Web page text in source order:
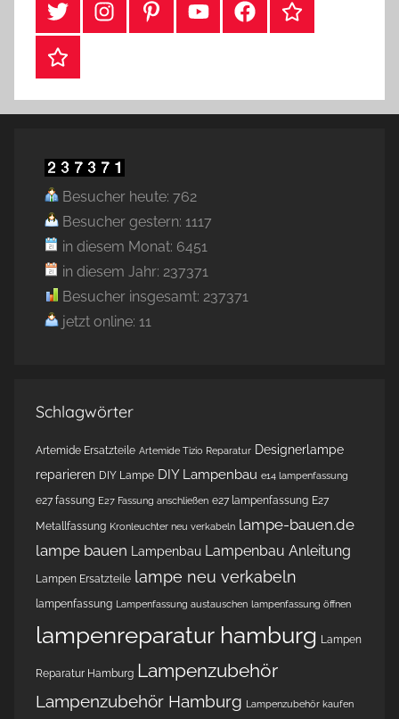
#TwitterInstagramPinterestYouTubeFacebookTikTok
Webshop
Besucher heute: 762
Besucher gestern: 1117
in diesem Monat: 6451
in diesem Jahr: 237371
Besucher insgesamt: 237371
jetzt online: 11
Schlagwörter
Artemide Ersatzteile Artemide Tizio Reparatur Designerlampe
reparieren DIY Lampe DIY Lampenbau e14 lampenfassung
e27 fassung E27 Fassung anschließen e27 lampenfassung E27
Metallfassung Kronleuchter neu verkabeln lampe-bauen.de
lampe bauen
Lampenbau Lampenbau Anleitung
Lampen Ersatzteile lampe neu verkabeln
lampenfassung Lampenfassung austauschen lampenfassung öffnen
lampenreparatur hamburg Lampen
Reparatur Hamburg Lampenzubehör
Lampenzubehör Hamburg Lampenzubehör kaufen